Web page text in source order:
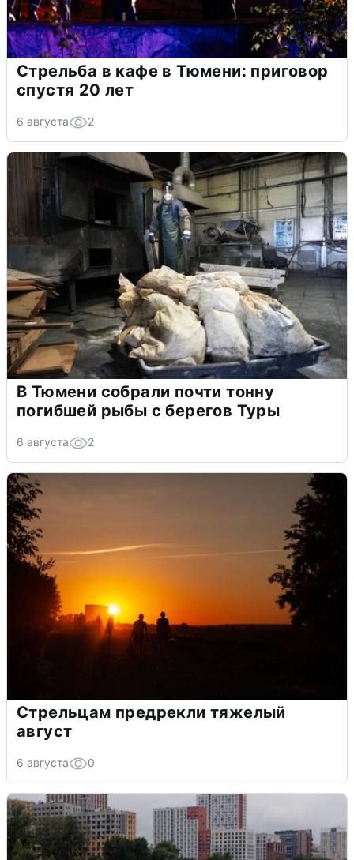
Стрельба в кафе в Тюмени: приговор
спустя 20 лет
6 августа 2
В Тюмени собрали почти тонну
погибшей рыбы с берегов Туры
6 августа 2
Стрельцам предрекли тяжелый
август
6 августа 0